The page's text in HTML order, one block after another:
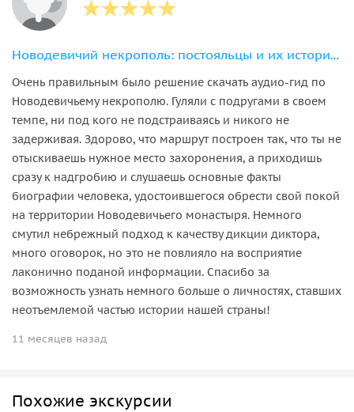
Новодевичий некрополь: постояльцы и их истории. Небанальная аудиопрогулка по Москве
Очень правильным было решение скачать аудио-гид по
Новодевичьему некрополю. Гуляли с подругами в своем
темпе, ни под кого не подстраиваясь и никого не
задерживая. Здорово, что маршрут построен так, что ты не
отыскиваешь нужное место захоронения, а приходишь
сразу к надгробию и слушаешь основные факты
биографии человека, удостоившегося обрести свой покой
на территории Новодевичьего монастыря. Немного
смутил небрежный подход к качеству дикции диктора,
много оговорок, но это не повлияло на восприятие
лаконично поданой информации. Спасибо за
возможность узнать немного больше о личностях, ставших
неотъемлемой частью истории нашей страны!
11 месяцев назад
Похожие экскурсии